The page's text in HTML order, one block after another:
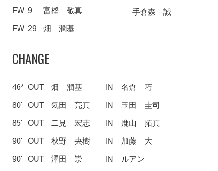
FW 9 富樫 敬真
FW 29 畑 潤基
手倉森 誠
CHANGE
46* OUT 畑 潤基 IN 名倉 巧
80' OUT 氣田 亮真 IN 玉田 圭司
85' OUT 二見 宏志 IN 鹿山 拓真
90' OUT 秋野 央樹 IN 加藤 大
90' OUT 澤田 崇 IN ルアン